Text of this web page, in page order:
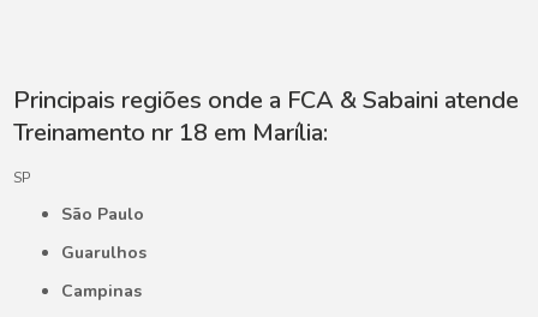
Principais regiões onde a FCA & Sabaini atende
Treinamento nr 18 em Marília:
SP
São Paulo
Guarulhos
Campinas